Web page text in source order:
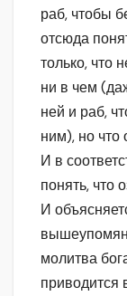
раб, чтобы
отсюда
только, что
ни в чем
ней и раб,
ним), но что
И в
понять, что
И
молитва
приводится